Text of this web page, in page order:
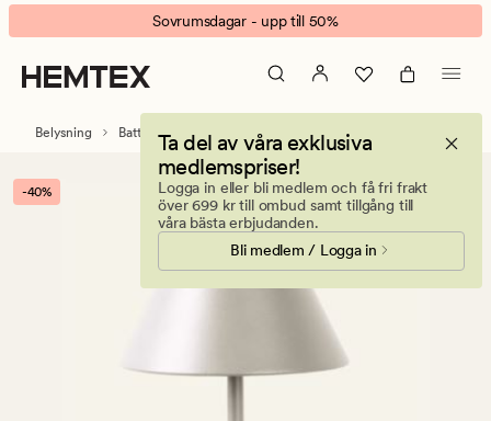
Millie
Batteridriven
bordslampa
ljusbeige
banner.
Klicka
på
att
pausa.
Sovrumsdagar - upp till 50%
Ta del av våra exklusiva
medlemspriser!
Logga in eller bli medlem och få fri frakt
över 699 kr till ombud samt tillgång till
våra bästa erbjudanden.
Bli medlem / Logga in
Belysning Batteridrivna lampor
-40%